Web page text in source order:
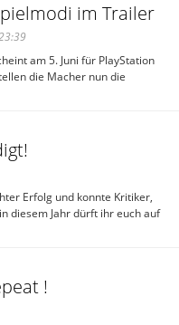
im Trailer
am 5. Juni für PlayStation
die Macher nun die
Erfolg und konnte Kritiker,
diesem Jahr dürft ihr euch auf
!